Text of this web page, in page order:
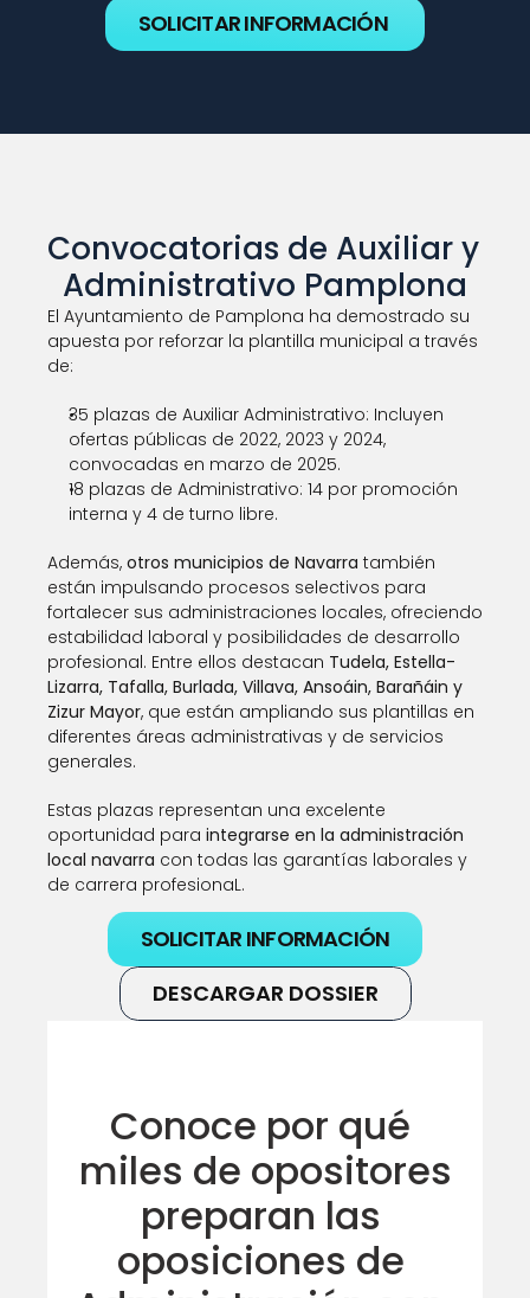
SOLICITAR INFORMACIÓN
Convocatorias de Auxiliar y
Administrativo Pamplona
El Ayuntamiento de Pamplona ha demostrado su
apuesta por reforzar la plantilla municipal a través
de:
35 plazas de Auxiliar Administrativo: Incluyen
ofertas públicas de 2022, 2023 y 2024,
convocadas en marzo de 2025.
18 plazas de Administrativo: 14 por promoción
interna y 4 de turno libre.
Además, otros municipios de Navarra también
están impulsando procesos selectivos para
fortalecer sus administraciones locales, ofreciendo
estabilidad laboral y posibilidades de desarrollo
profesional. Entre ellos destacan Tudela, Estella-
Lizarra, Tafalla, Burlada, Villava, Ansoáin, Barañáin y
Zizur Mayor, que están ampliando sus plantillas en
diferentes áreas administrativas y de servicios
generales.
Estas plazas representan una excelente
oportunidad para integrarse en la administración
local navarra con todas las garantías laborales y
de carrera profesionaL.
SOLICITAR INFORMACIÓN
DESCARGAR DOSSIER
Conoce por qué
miles de opositores
preparan las
oposiciones de